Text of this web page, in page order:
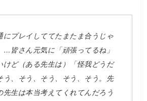
にプレイしててたまたま合うじゃ
…皆さん元気に「頑張ってるね」
けど（ある先生は）「怪我どうだ
う、そう、そう、そう、そう。先
生は本当考えてくれてんだろう